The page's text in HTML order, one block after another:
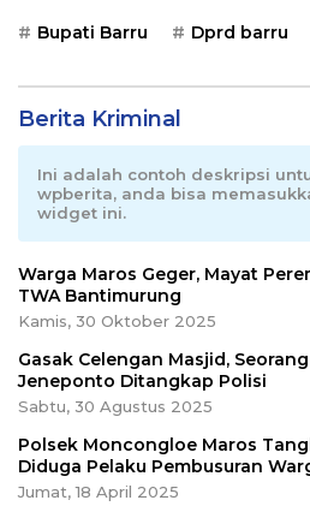
Bupati Barru Dprd barru
Berita Kriminal
Ini adalah contoh deskripsi
wpberita, anda bisa
widget ini.
Warga Maros Geger, Mayat
TWA Bantimurung
Kamis, 30 Oktober 2025
Gasak Celengan Masjid,
Jeneponto Ditangkap Polisi
Sabtu, 30 Agustus 2025
Polsek Moncongloe Maros
Diduga Pelaku Pembusuran
Jumat, 18 April 2025